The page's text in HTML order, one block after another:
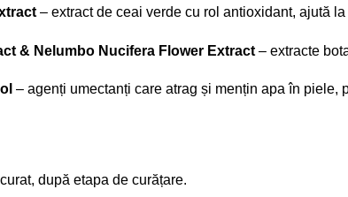
– extract de ceai verde cu rol antioxidant, ajută
& Nelumbo Nucifera Flower Extract– extracte
– agenți umectanți care atrag și mențin apa în piele,
după etapa de curățare.